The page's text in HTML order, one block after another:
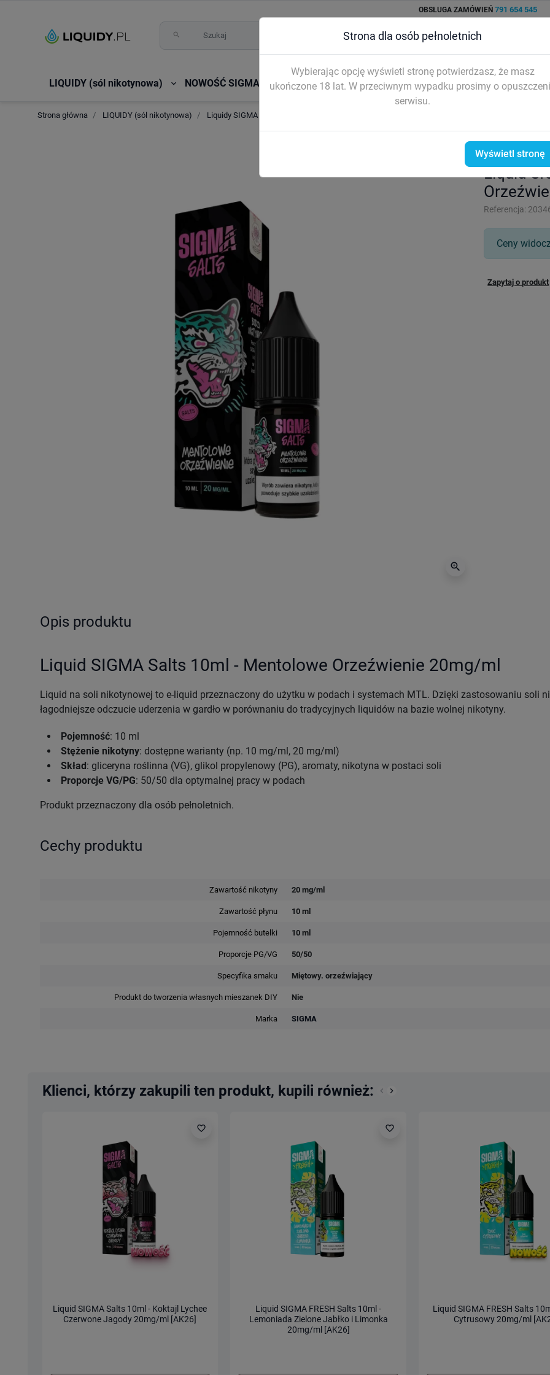
OBSŁUGA ZAMÓWIEŃ 791 654 545
search
LIQUIDY (sól nikotynowa)  NOWOŚĆ SIGMA by BlackFog 9ml  LONGFILLE  SHOOTY i BAZY
Strona główna LIQUIDY (sól nikotynowa) Liquidy SIGMA Salt 10ml
zoom_in
Liquid
Referencja:
Ceny
Zapytaj o produkt
Opis produktu
Liquid SIGMA Salts 10ml - Mentolowe Orzeźwienie 20mg/ml
Liquid na soli nikotynowej to e-liquid przeznaczony do użytku w podach i systemach MTL. Dzięki zastosowaniu soli
łagodniejsze odczucie uderzenia w gardło w porównaniu do tradycyjnych liquidów na bazie wolnej nikotyny.
Pojemność: 10 ml
Stężenie nikotyny: dostępne warianty (np. 10 mg/ml, 20 mg/ml)
Skład: gliceryna roślinna (VG), glikol propylenowy (PG), aromaty, nikotyna w postaci soli
Proporcje VG/PG: 50/50 dla optymalnej pracy w podach
Produkt przeznaczony dla osób pełnoletnich.
Cechy produktu
Zawartość nikotyny 20 mg/ml
Zawartość płynu 10 ml
Pojemność butelki 10 ml
Proporcje PG/VG 50/50
Specyfika smaku Miętowy. orzeźwiający
Produkt do tworzenia własnych mieszanek DIY Nie
Marka SIGMA
Klienci, którzy zakupili ten produkt, kupili również: Poprzedni
keyboard_arrow_left
Następny
keyboard_arrow_right
favorite_border
Liquid SIGMA Salts 10ml - Koktajl Lychee
Czerwone Jagody 20mg/ml [AK26]
favorite_border
Liquid SIGMA FRESH Salts 10ml -
Lemoniada Zielone Jabłko i Limonka
20mg/ml [AK26]
Liquid SIGMA FRESH Salts
Cytrusowy 20mg/ml
Strona dla osób pełnoletnich
Wybierając opcję wyświetl stronę potwierdzasz, że masz
ukończone 18 lat. W przeciwnym wypadku prosimy o
serwisu.
Wyświetl stronę